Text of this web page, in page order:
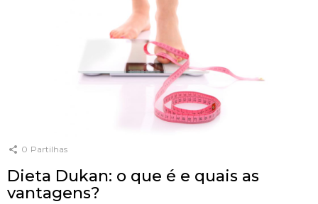
0 Partilhas
Dieta Dukan: o que é e quais as
vantagens?